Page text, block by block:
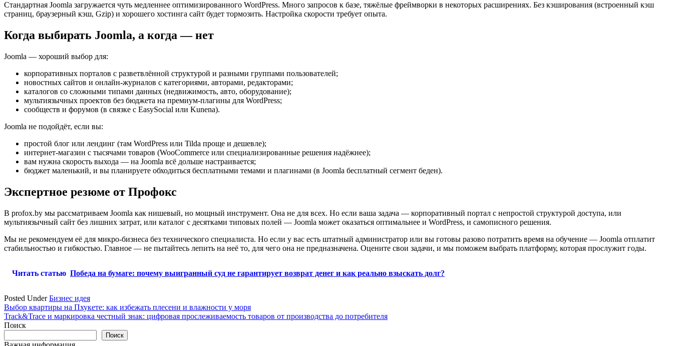
Стандартная Joomla загружается чуть медленнее оптимизированного WordPress. Много запросов к базе, тяжёлые фреймворки в некоторых расширениях. Без кэширования (встроенный кэш
страниц, браузерный кэш, Gzip) и хорошего хостинга сайт будет тормозить. Настройка скорости требует опыта.
Когда выбирать Joomla, а когда — нет
Joomla — хороший выбор для:
корпоративных порталов с разветвлённой структурой и разными группами пользователей;
новостных сайтов и онлайн-журналов с категориями, авторами, редакторами;
каталогов со сложными типами данных (недвижимость, авто, оборудование);
мультиязычных проектов без бюджета на премиум-плагины для WordPress;
сообществ и форумов (в связке с EasySocial или Kunena).
Joomla не подойдёт, если вы:
простой блог или лендинг (там WordPress или Tilda проще и дешевле);
интернет-магазин с тысячами товаров (WooCommerce или специализированные решения надёжнее);
вам нужна скорость выхода — на Joomla всё дольше настраивается;
бюджет маленький, и вы планируете обходиться бесплатными темами и плагинами (в Joomla бесплатный сегмент беден).
Экспертное резюме от Профокс
В profox.by мы рассматриваем Joomla как нишевый, но мощный инструмент. Она не для всех. Но если ваша задача — корпоративный портал с непростой структурой доступа, или
мультиязычный сайт без лишних затрат, или каталог с десятками типовых полей — Joomla может оказаться оптимальнее и WordPress, и самописного решения.
Мы не рекомендуем её для микро-бизнеса без технического специалиста. Но если у вас есть штатный администратор или вы готовы разово потратить время на обучение — Joomla отплатит
стабильностью и гибкостью. Главное — не пытайтесь лепить на неё то, для чего она не предназначена. Оцените свои задачи, и мы поможем выбрать платформу, которая прослужит годы.
Читать статью Победа на бумаге: почему выигранный суд не гарантирует возврат денег и как реально взыскать долг?
Posted UnderБизнес идея
Навигация
по
Выбор квартиры на Пхукете: как избежать плесени и влажности у моря
Track&Trace и маркировка честный знак: цифровая прослеживаемость товаров от производства до потребителя
Поиск
Поиск